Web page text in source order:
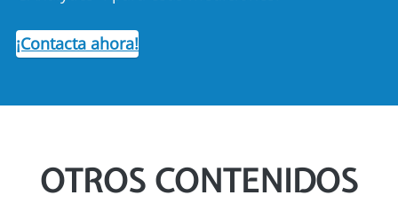
¡Contacta ahora!
OTROS CONTENIDOS